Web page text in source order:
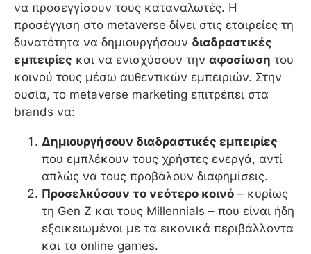
να προσεγγίσουν τους καταναλωτές. Η
προσέγγιση στο metaverse δίνει στις εταιρείες τη
δυνατότητα να δημιουργήσουν διαδραστικές
εμπειρίες και να ενισχύσουν την αφοσίωση του
κοινού τους μέσω αυθεντικών εμπειριών. Στην
ουσία, το metaverse marketing επιτρέπει στα
brands να:
Δημιουργήσουν διαδραστικές εμπειρίες
που εμπλέκουν τους χρήστες ενεργά, αντί
απλώς να τους προβάλουν διαφημίσεις.
Προσελκύσουν το νεότερο κοινό – κυρίως
τη Gen Z και τους Millennials – που είναι ήδη
εξοικειωμένοι με τα εικονικά περιβάλλοντα
και τα online games.